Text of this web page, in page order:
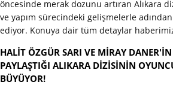
öncesinde merak dozunu artıran Alıkara
ve yapım sürecindeki gelişmelerle
ediyor. Konuya dair tüm detaylar
HALİT ÖZGÜR SARI VE MİRAY
PAYLAŞTIĞI ALIKARA DİZİSİNİN
BÜYÜYOR!